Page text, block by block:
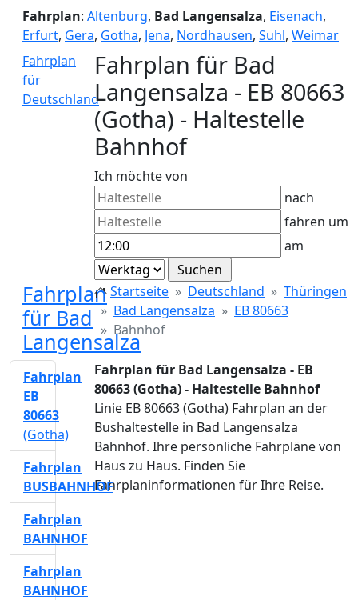
Fahrplan: Altenburg, Bad Langensalza, Eisenach,
Erfurt, Gera, Gotha, Jena, Nordhausen, Suhl, Weimar
Fahrplan
für
Deutschland
Fahrplan für Bad
Langensalza - EB 80663
(Gotha) - Haltestelle
Bahnhof
Ich möchte von
nach
fahren um
am
Fahrplan
für Bad
Langensalza
Startseite Deutschland
Thüringen
Bad Langensalza
EB 80663
Bahnhof
Fahrplan für Bad Langensalza - EB
80663 (Gotha) - Haltestelle Bahnhof
Linie EB 80663 (Gotha) Fahrplan an der
Bushaltestelle in Bad Langensalza
Bahnhof. Ihre persönliche Fahrpläne von
Haus zu Haus. Finden Sie
Fahrplaninformationen für Ihre Reise.
Fahrplan
EB
80663
(Gotha)
Fahrplan
BUSBAHNHOF
Fahrplan
BAHNHOF
Fahrplan
BAHNHOF